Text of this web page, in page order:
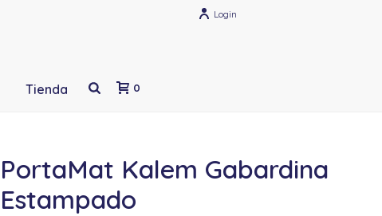
Login
Tienda 0
PortaMat Kalem Gabardina
Estampado